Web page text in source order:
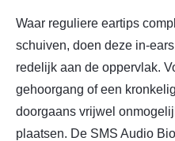
Waar reguliere eartips
schuiven, doen deze in-
redelijk aan de oppervlak.
gehoorgang of een
doorgaans vrijwel
plaatsen. De SMS Audio